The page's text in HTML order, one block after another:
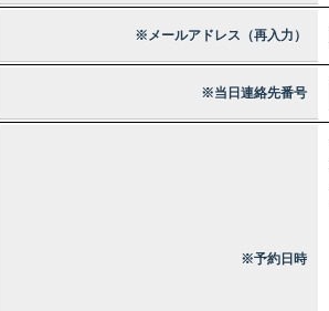
※メールアドレス（再入力）
※当日連絡先番号
※予約日時